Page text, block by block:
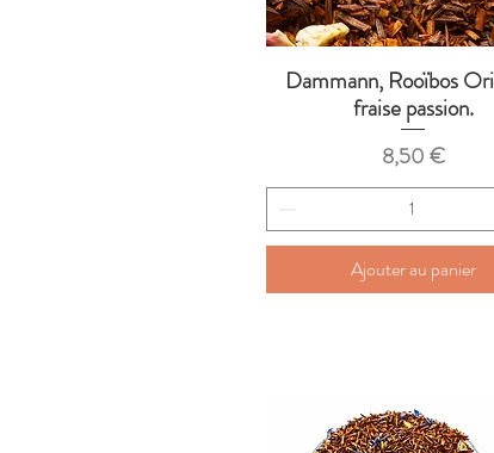
Aperçu rapide
Dammann, Rooïbos
fraise passion.
Prix
8,50 €
Ajouter au panier